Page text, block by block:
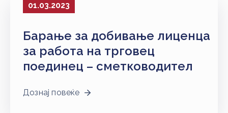
01.03.2023
Барање за добивање лиценца
за работа на трговец
поединец – сметководител
Дознај повеќе